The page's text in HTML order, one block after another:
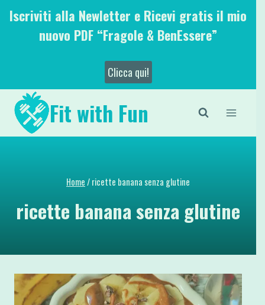
SaltaIscriviti alla Newletter e Ricevi gratis il mio
nuovo PDF “Fragole & BenEssere”
Clicca qui!
Fit with Fun
Home/ricette banana senza glutine
ricette banana senza glutine